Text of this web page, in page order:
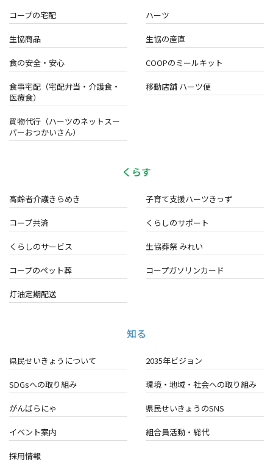
コープの宅配 ハーツ
生協商品 生協の産直
食の安全・安心 COOPのミールキット
食事宅配（宅配弁当・介護食・
医療食）
移動店舗 ハーツ便
買物代行（ハーツのネットスー
パーおつかいさん）
くらす
高齢者介護きらめき 子育て支援ハーツきっず
コープ共済 くらしのサポート
くらしのサービス 生協葬祭 みれい
コープのペット葬 コープガソリンカード
灯油定期配送
知る
県民せいきょうについて 2035年ビジョン
SDGsへの取り組み 環境・地域・ 社会への取り組み
がんばらにゃ 県民せいきょうのSNS
イベント案内 組合員活動・総代
採用情報